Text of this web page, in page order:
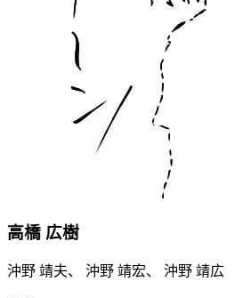
高橋 広樹
沖野 靖夫、 沖野 靖宏、 沖野 靖広